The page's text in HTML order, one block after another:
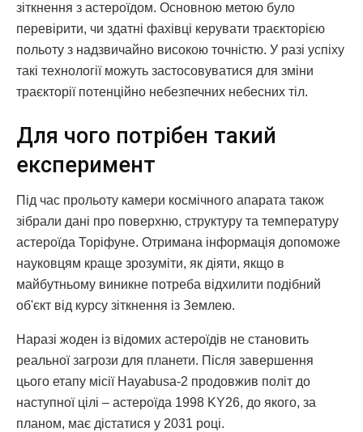
зіткнення з астероїдом. Основною метою було
перевірити, чи здатні фахівці керувати траєкторією
польоту з надзвичайно високою точністю. У разі успіху
такі технології можуть застосовуватися для зміни
траєкторії потенційно небезпечних небесних тіл.
Для чого потрібен такий
експеримент
Під час прольоту камери космічного апарата також
зібрали дані про поверхню, структуру та температуру
астероїда Торіфуне. Отримана інформація допоможе
науковцям краще зрозуміти, як діяти, якщо в
майбутньому виникне потреба відхилити подібний
об'єкт від курсу зіткнення із Землею.
Наразі жоден із відомих астероїдів не становить
реальної загрози для планети. Після завершення
цього етапу місії Hayabusa-2 продовжив політ до
наступної цілі – астероїда 1998 KY26, до якого, за
планом, має дістатися у 2031 році.